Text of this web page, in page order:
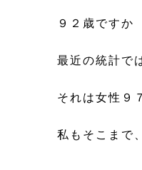
９２歳ですか
最近の統計で
それは女性９
私もそこまで